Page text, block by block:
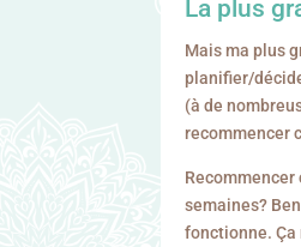
La plus
Mais ma plus
planifier/
(à de
recommencer
semaines?
fonctionne. Ça